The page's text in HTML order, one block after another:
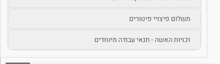
תשלום פיצויי פיטורים
זכויות האשה - תנאי עבודה מיוחדים